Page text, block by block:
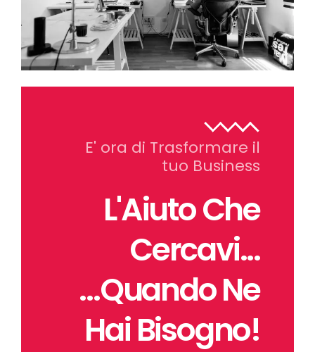
E' ora di Trasformare il
tuo Business
L'Aiuto Che
Cercavi...
...Quando Ne
Hai Bisogno!